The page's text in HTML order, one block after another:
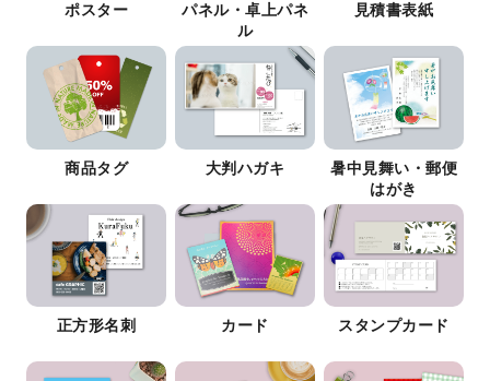
ポスター
パネル・卓上パネ
ル
見積書表紙
商品タグ 大判ハガキ
暑中見舞い・郵便
はがき
正方形名刺 カード スタンプカード